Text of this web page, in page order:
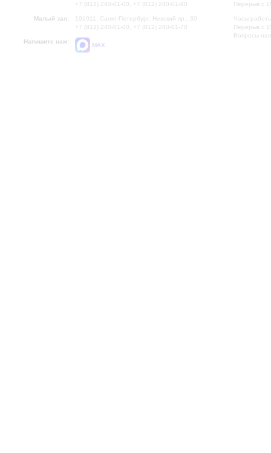
+7 (812) 240-01-00, +7 (812) 240-01-80
Малый зал:
191011, Санкт-Петербург, Невский пр., 30
+7 (812) 240-01-00, +7 (812) 240-01-70
Напишите нам:
MAX
Перерыв с
Часы
Перерыв с
Вопросы